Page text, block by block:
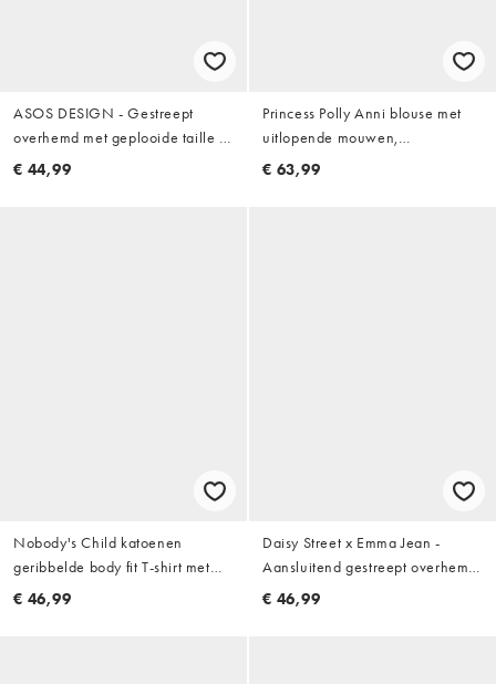
ASOS DESIGN - Gestreept
overhemd met geplooide taille in
roze
€ 44,99
Princess Polly Anni blouse met
uitlopende mouwen,
knoopsluiting en aansluitende
€ 63,99
Nobody's Child katoenen
geribbelde body fit T-shirt met
ronde hals in roze streep
€ 46,99
Daisy Street x Emma Jean -
Aansluitend gestreept overhemd
met bijpassende sjaal in neutraal
€ 46,99